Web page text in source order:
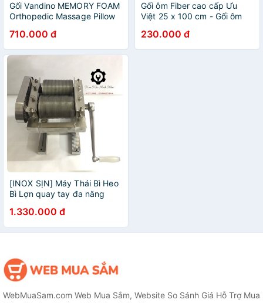
Gối Vandino MEMORY FOAM
Orthopedic Massage Pillow
massage) - 34cm x 51cm x
8.3/10.3cm
710.000 đ
Gối ôm Fiber cao cấp Ưu
Việt 25 x 100 cm - Gối ôm
230.000 đ
[INOX SỊN] Máy Thái Bì Heo
Bì Lợn quay tay đa năng
loại lớn | Máy xay bì heo
1.330.000 đ
WebMuaSam.com Web Mua Sắm, Website So Sánh Giá Hỗ Trợ Mua